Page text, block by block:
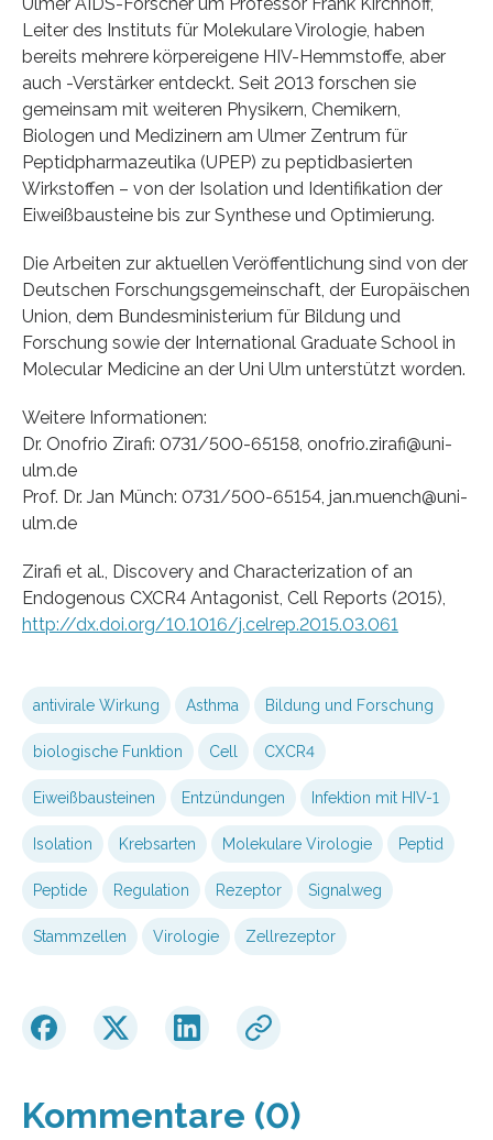
Leiter des Instituts für Molekulare Virologie, haben
bereits mehrere körpereigene HIV-Hemmstoffe, aber
auch -Verstärker entdeckt. Seit 2013 forschen sie
gemeinsam mit weiteren Physikern, Chemikern,
Biologen und Medizinern am Ulmer Zentrum für
Peptidpharmazeutika (UPEP) zu peptidbasierten
Wirkstoffen – von der Isolation und Identifikation der
Eiweißbausteine bis zur Synthese und Optimierung.
Die Arbeiten zur aktuellen Veröffentlichung sind von der
Deutschen Forschungsgemeinschaft, der Europäischen
Union, dem Bundesministerium für Bildung und
Forschung sowie der International Graduate School in
Molecular Medicine an der Uni Ulm unterstützt worden.
Weitere Informationen:
Dr. Onofrio Zirafi: 0731/500-65158, onofrio.zirafi@uni-
ulm.de
Prof. Dr. Jan Münch: 0731/500-65154, jan.muench@uni-
ulm.de
Zirafi et al., Discovery and Characterization of an
Endogenous CXCR4 Antagonist, Cell Reports (2015),
http://dx.doi.org/10.1016/j.celrep.2015.03.061
antivirale Wirkung Asthma Bildung und Forschung
biologische Funktion Cell CXCR4
Eiweißbausteinen Entzündungen Infektion mit HIV-1
Isolation Krebsarten Molekulare Virologie Peptid
Peptide Regulation Rezeptor Signalweg
Stammzellen Virologie Zellrezeptor
Kommentare (0)